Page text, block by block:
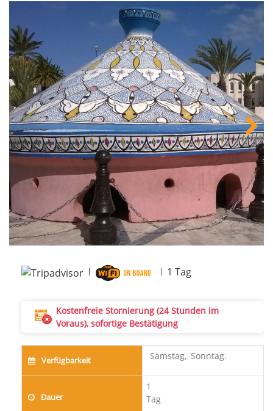
Next
1 Tag
Kostenfreie Stornierung (24 Stunden im
Voraus), sofortige Bestätigung
Verfügbarkeit Samstag, Sonntag.
Dauer
1
Tag